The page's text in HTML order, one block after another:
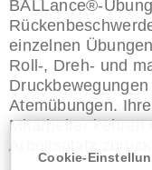
BALLance®-
einzelnen
Roll-, Dreh- und
Atemübungen.
Mitarbeiter kehren
Arbeitsplatz zurück.
Cookie-